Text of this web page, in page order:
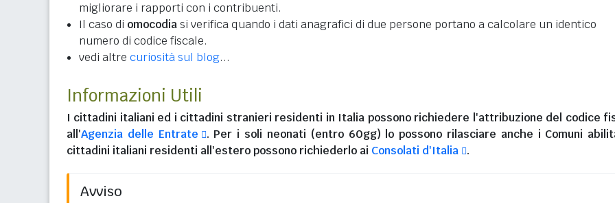
migliorare i rapporti con i contribuenti.
Il caso di omocodiasi verifica quando i dati anagrafici di due persone portano a calcolare un identico
numero di codice fiscale.
vedi altre curiosità sul blog...
Informazioni Utili
I cittadini italiani ed i cittadini stranieri residenti in Italia possono richiedere l'attribuzione del codice
all'Agenzia delle Entrate
. Per i soli neonati (entro 60gg) lo possono rilasciare anche i Comuni
cittadini italiani residenti all'esteropossono richiederlo ai Consolati d'Italia .
Avviso